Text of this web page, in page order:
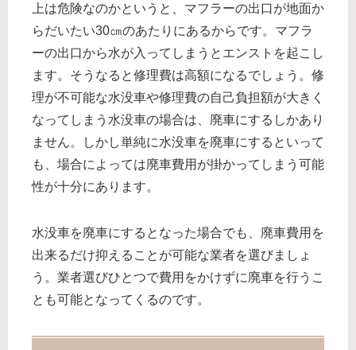
上は危険なのかというと、マフラーの出口が地面か
らだいたい30㎝のあたりにあるからです。マフラ
ーの出口から水が入ってしまうとエンストを起こし
ます。そうなると修理費は高額になるでしょう。修
理が不可能な水没車や修理費の自己負担額が大きく
なってしまう水没車の場合は、廃車にするしかあり
ません。しかし単純に水没車を廃車にするといって
も、場合によっては廃車費用が掛かってしまう可能
性が十分にあります。
水没車を廃車にするとなった場合でも、廃車費用を
出来るだけ抑えることが可能な業者を選びましょ
う。業者選びひとつで費用をかけずに廃車を行うこ
とも可能となってくるのです。